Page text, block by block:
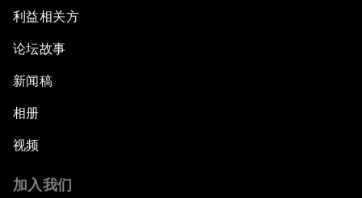
利益相关方
论坛故事
新闻稿
相册
视频
加入我们